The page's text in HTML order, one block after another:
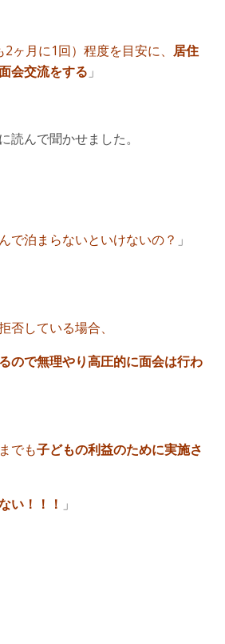
ヶ月に1回）程度を目安に、 居住
会交流をする 」
読んで聞かせました。
で泊まらないといけないの？ 」
否している場合、
ので無理やり高圧的に面会は行わ
でも子どもの利益のために実施さ
い！！！ 」